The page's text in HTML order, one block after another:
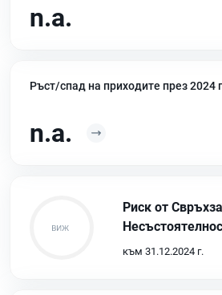
n.a.
Ръст/спад на приходите през 2024
n.a.
Риск от
към 31.12.2024 г.